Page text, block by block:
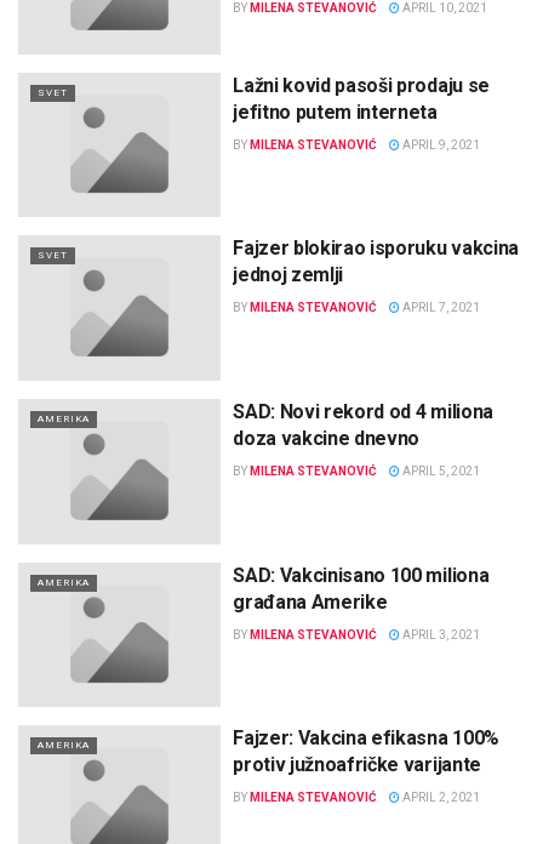
BY MILENA STEVANOVIĆ APRIL 10, 2021
SVET
Lažni kovid pasoši prodaju se
jefitno putem interneta
BY MILENA STEVANOVIĆ APRIL 9, 2021
SVET
Fajzer blokirao isporuku vakcina
jednoj zemlji
BY MILENA STEVANOVIĆ APRIL 7, 2021
AMERIKA
SAD: Novi rekord od 4 miliona
doza vakcine dnevno
BY MILENA STEVANOVIĆ APRIL 5, 2021
AMERIKA
SAD: Vakcinisano 100 miliona
građana Amerike
BY MILENA STEVANOVIĆ APRIL 3, 2021
AMERIKA
Fajzer: Vakcina efikasna 100%
protiv južnoafričke varijante
BY MILENA STEVANOVIĆ APRIL 2, 2021